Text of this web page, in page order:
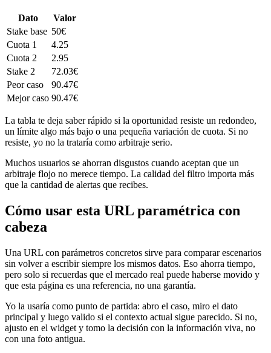
Dato
Valor
Stake base 50€
Cuota 1
4.25
Cuota 2
2.95
Stake 2
72.03€
Peor caso
90.47€
Mejor caso 90.47€
La tabla te deja saber rápido si la oportunidad resiste un redondeo,
un límite algo más bajo o una pequeña variación de cuota. Si no
resiste, yo no la trataría como arbitraje serio.
Muchos usuarios se ahorran disgustos cuando aceptan que un
arbitraje flojo no merece tiempo. La calidad del filtro importa más
que la cantidad de alertas que recibes.
Cómo usar esta URL paramétrica con
cabeza
Una URL con parámetros concretos sirve para comparar escenarios
sin volver a escribir siempre los mismos datos. Eso ahorra tiempo,
pero solo si recuerdas que el mercado real puede haberse movido y
que esta página es una referencia, no una garantía.
Yo la usaría como punto de partida: abro el caso, miro el dato
principal y luego valido si el contexto actual sigue parecido. Si no,
ajusto en el widget y tomo la decisión con la información viva, no
con una foto antigua.